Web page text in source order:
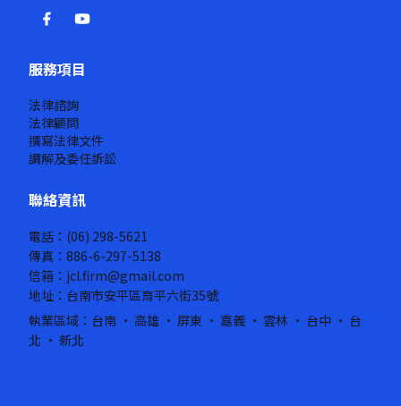
服務項目
法律諮詢
法律顧問
撰寫法律文件
調解及委任訴訟
聯絡資訊
電話：(06) 298-5621
傳真：886-6-297-5138
信箱：jcl.firm@gmail.com
地址：台南市安平區育平六街35號
執業區域：台南 · 高雄 · 屏東 · 嘉義 · 雲林 · 台中 · 台
北 · 新北